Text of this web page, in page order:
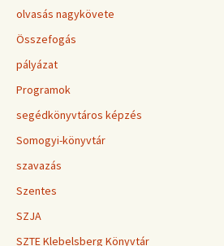
olvasás nagykövete
Összefogás
pályázat
Programok
segédkönyvtáros képzés
Somogyi-könyvtár
szavazás
Szentes
SZJA
SZTE Klebelsberg Könyvtár